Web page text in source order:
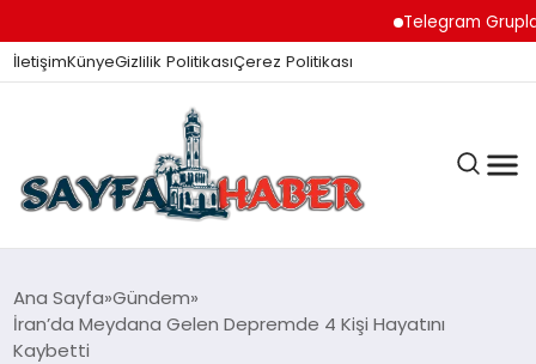
Telegram Grupları
İletişimKünyeGizlilik PolitikasıÇerez Politikası
ANA SAYFA
Ana Sayfa Gündem
İran’da Meydana Gelen Depremde 4 Kişi Hayatını
Kaybetti